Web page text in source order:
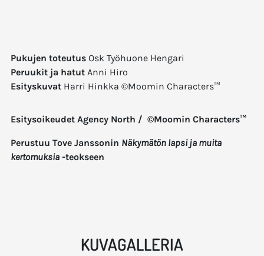
Pukujen toteutusOsk Työhuone Hengari
Peruukit ja hatutAnni Hiro
EsityskuvatHarri Hinkka ©Moomin Characters™
Esitysoikeudet Agency North / ©Moomin Characters™
Perustuu Tove Janssonin Näkymätön lapsi ja muita
kertomuksia-teokseen
KUVAGALLERIA